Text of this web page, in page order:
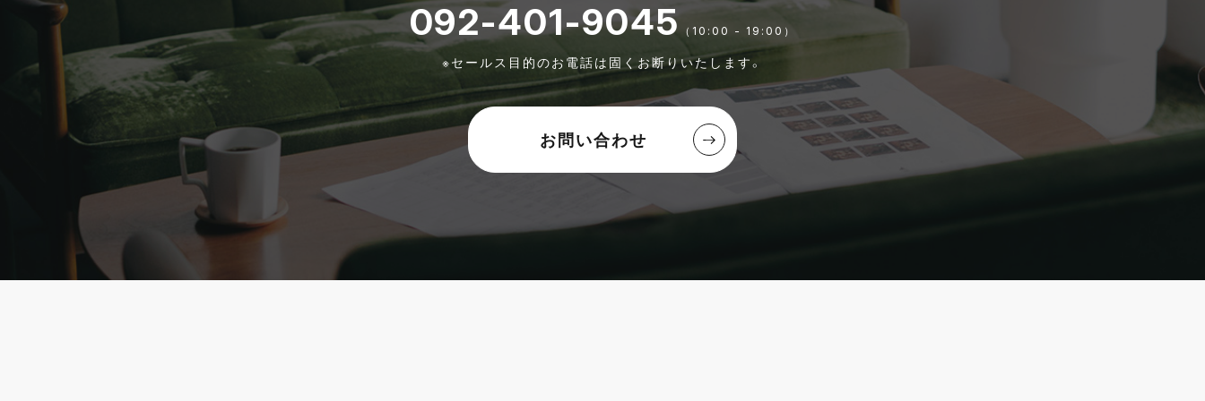
092-401-9045 （10:00 - 19:00）
※セールス目的のお電話は固くお断りいたします。
お問い合わせ